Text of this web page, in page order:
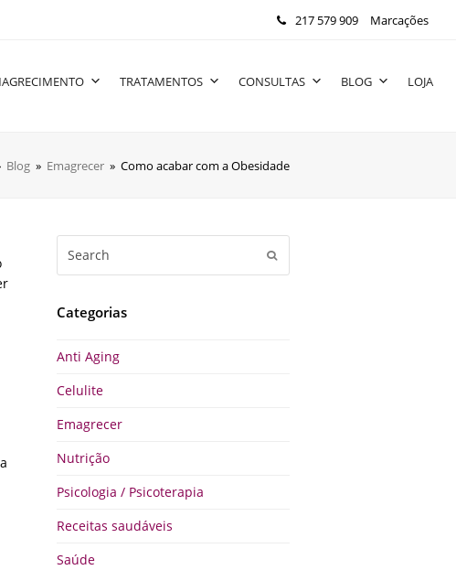
217 579 909 Marcações
TRATAMENTOS CONSULTAS BLOG LOJA
Blog » Emagrecer » Como acabar com a Obesidade
Categorias
Anti Aging
Celulite
Emagrecer
Nutrição
Psicologia / Psicoterapia
Receitas saudáveis
Saúde